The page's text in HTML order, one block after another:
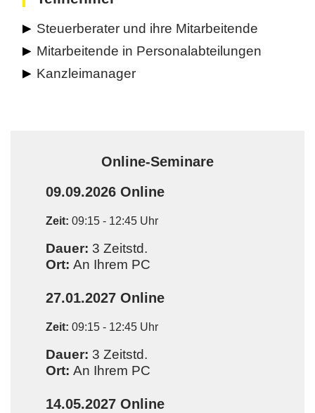
Steuerberater und ihre Mitarbeitende
Mitarbeitende in Personalabteilungen
Kanzleimanager
Online-Seminare
09.09.2026 Online
Zeit: 09:15 - 12:45 Uhr
Dauer: 3 Zeitstd.
Ort: An Ihrem PC
27.01.2027 Online
Zeit: 09:15 - 12:45 Uhr
Dauer: 3 Zeitstd.
Ort: An Ihrem PC
14.05.2027 Online